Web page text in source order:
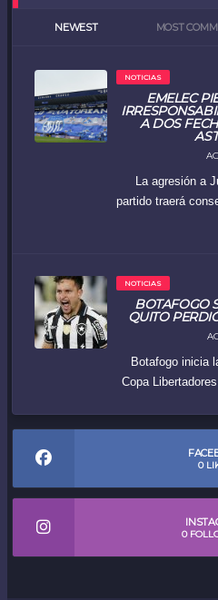
NEWEST MOST
NOTICIAS
EMELEC
A DOS
La agresión a
partido traerá
NOTICIAS
BOTAFOGO
QUITO
Botafogo inicia
Copa
0
0